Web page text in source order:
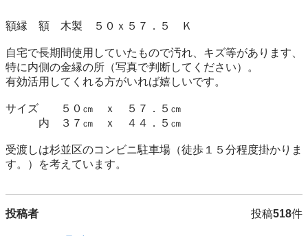
額縁　額　木製　５０ｘ５７．５　Ｋ
自宅で長期間使用していたもので汚れ、キズ等があります、
特に内側の金縁の所（写真で判断してください）。
有効活用してくれる方がいれば嬉しいです。
サイズ　　５０㎝　ｘ　５７．５㎝
内　３７㎝　ｘ　４４．５㎝
受渡しは杉並区のコンビニ駐車場（徒歩１５分程度掛かりま
す。）を考えています。
投稿者 投稿518件